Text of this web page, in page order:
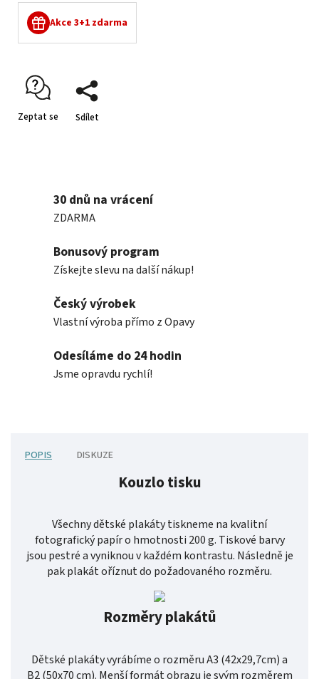
Akce 3+1 zdarma
Zeptat se Sdílet
30 dnů na vrácení
ZDARMA
Bonusový program
Získejte slevu na další nákup!
Český výrobek
Vlastní výroba přímo z Opavy
Odesíláme do 24 hodin
Jsme opravdu rychlí!
POPIS DISKUZE
Kouzlo tisku
Všechny dětské plakáty tiskneme na kvalitní
fotografický papír o hmotnosti 200 g. Tiskové barvy
jsou pestré a vyniknou v každém kontrastu. Následně je
pak plakát oříznut do požadovaného rozměru.
Rozměry plakátů
Dětské plakáty vyrábíme o rozměru A3 (42x29,7cm) a
B2 (50x70 cm). Menší formát obrazu je svým rozměrem